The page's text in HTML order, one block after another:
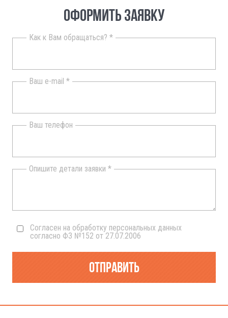
ОФОРМИТЬ ЗАЯВКУ
Как к Вам обращаться? *
Ваш e-mail *
Ваш телефон
Опишите детали заявки *
Согласен на обработку персональных данных
согласно ФЗ №152 от 27.07.2006
Отправить